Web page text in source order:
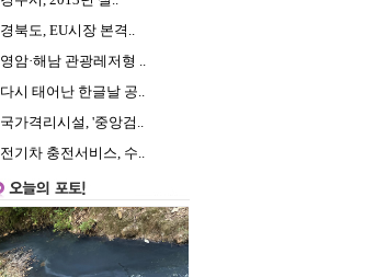
경북도, EU시장 본격..
영암·해남 관광레저형 ..
다시 태어난 한글날 공..
국가격리시설, '중앙검..
전기차 충전서비스, 수..